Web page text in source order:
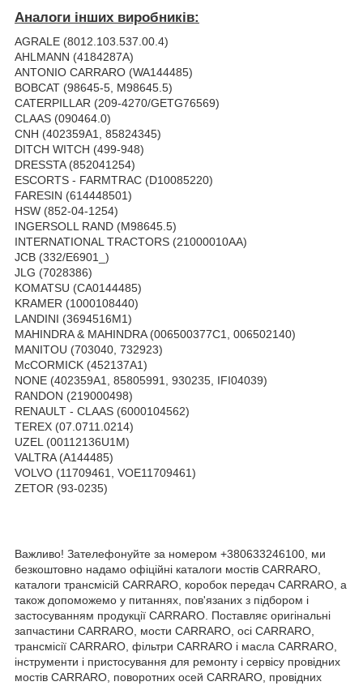
Аналоги інших виробників:
AGRALE (8012.103.537.00.4)
AHLMANN (4184287A)
ANTONIO CARRARO (WA144485)
BOBCAT (98645-5, M98645.5)
CATERPILLAR (209-4270/GETG76569)
CLAAS (090464.0)
CNH (402359A1, 85824345)
DITCH WITCH (499-948)
DRESSTA (852041254)
ESCORTS - FARMTRAC (D10085220)
FARESIN (614448501)
HSW (852-04-1254)
INGERSOLL RAND (M98645.5)
INTERNATIONAL TRACTORS (21000010AA)
JCB (332/E6901_)
JLG (7028386)
KOMATSU (CA0144485)
KRAMER (1000108440)
LANDINI (3694516M1)
MAHINDRA & MAHINDRA (006500377C1, 006502140)
MANITOU (703040, 732923)
McCORMICK (452137A1)
NONE (402359A1, 85805991, 930235, IFI04039)
RANDON (219000498)
RENAULT - CLAAS (6000104562)
TEREX (07.0711.0214)
UZEL (00112136U1M)
VALTRA (A144485)
VOLVO (11709461, VOE11709461)
ZETOR (93-0235)
Важливо! Зателефонуйте за номером +380633246100, ми
безкоштовно надамо офіційні каталоги мостів CARRARO,
каталоги трансмісій CARRARO, коробок передач CARRARO, а
також допоможемо у питаннях, пов'язаних з підбором і
застосуванням продукції CARRARO. Поставляє оригінальні
запчастини CARRARO, мости CARRARO, осі CARRARO,
трансмісії CARRARO, фільтри CARRARO і масла CARRARO,
інструменти і пристосування для ремонту і сервісу провідних
мостів CARRARO, поворотних осей CARRARO, провідних